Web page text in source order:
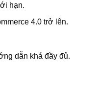
hạn.
4.0 trở lên.
dẫn khá đầy đủ.